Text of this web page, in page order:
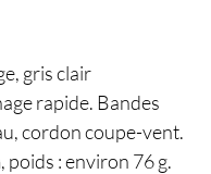
gris clair
rapide. Bandes
cordon coupe-vent.
poids : environ 76 g.